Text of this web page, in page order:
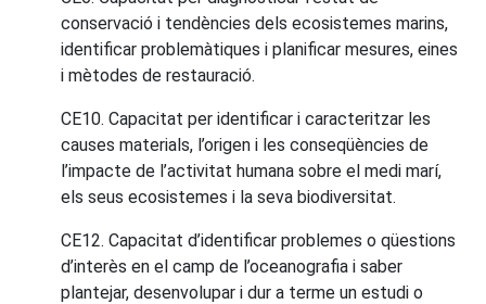
conservació i tendències dels ecosistemes marins,
identificar problemàtiques i planificar mesures, eines
i mètodes de restauració.
CE10. Capacitat per identificar i caracteritzar les
causes materials, l’origen i les conseqüències de
l’impacte de l’activitat humana sobre el medi marí,
els seus ecosistemes i la seva biodiversitat.
CE12. Capacitat d’identificar problemes o qüestions
d’interès en el camp de l’oceanografia i saber
plantejar, desenvolupar i dur a terme un estudi o